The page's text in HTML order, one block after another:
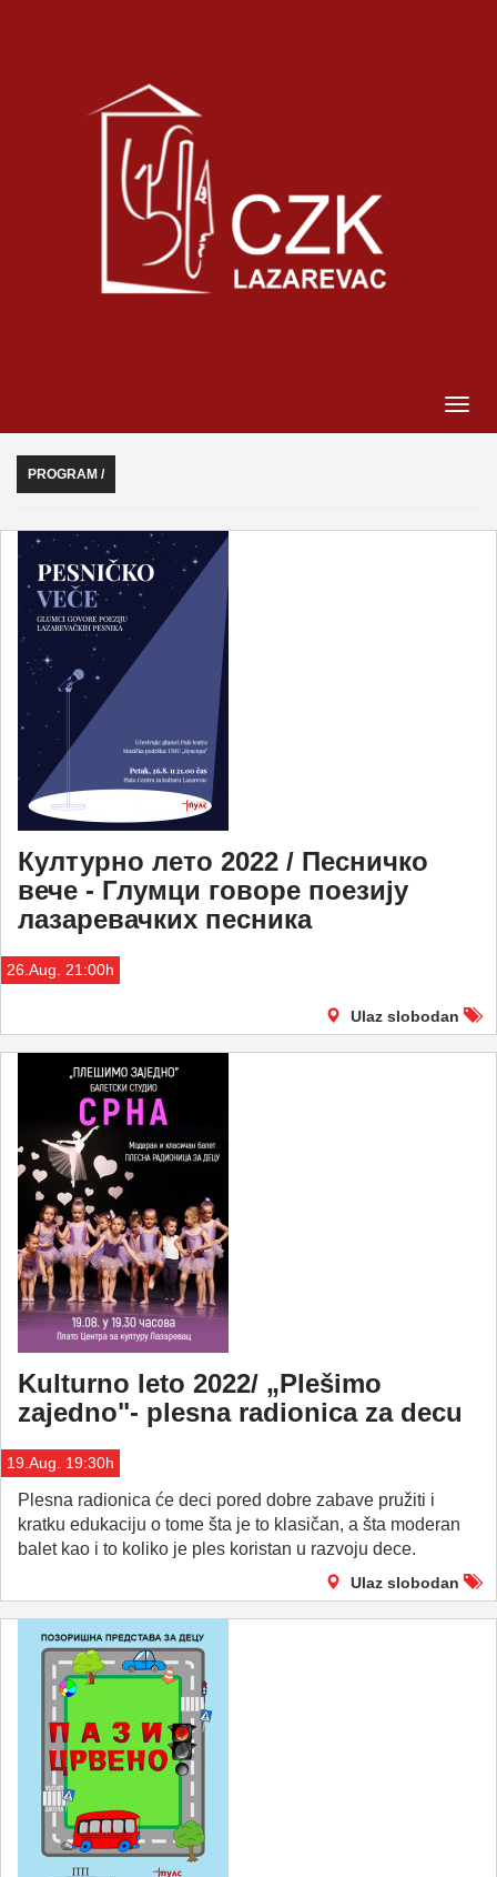
PROGRAM /
Културно лето 2022 / Песничко
вече - Глумци говоре поезију
лазаревачких песника
26.Aug. 21:00h
Ulaz slobodan
Kulturno leto 2022/ „Plešimo
zajedno"- plesna radionica za decu
19.Aug. 19:30h
Plesna radionica će deci pored dobre zabave pružiti i
kratku edukaciju o tome šta je to klasičan, a šta moderan
balet kao i to koliko je ples koristan u razvoju dece.
Ulaz slobodan